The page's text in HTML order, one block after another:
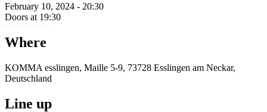
February 10, 2024 - 20:30
Doors at 19:30
Where
KOMMA esslingen, Maille 5-9, 73728 Esslingen am Neckar,
Deutschland
Line up